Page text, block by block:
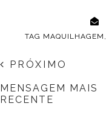
TAG MAQUILHAGEM
PRÓXIMO
MENSAGEM MAIS
RECENTE